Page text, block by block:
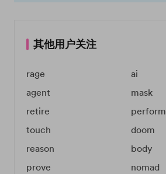
其他用户关注
rage
ai
agent
mask
retire
perform
touch
doom
reason
body
prove
nomad